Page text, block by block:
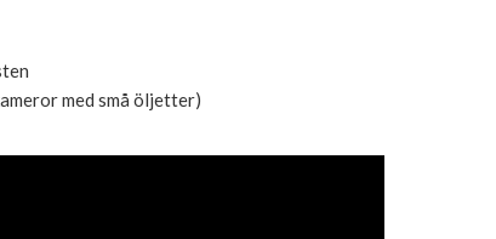
med små öljetter)